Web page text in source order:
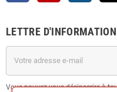
LETTRE
Vous pouvez vous désinscrire à